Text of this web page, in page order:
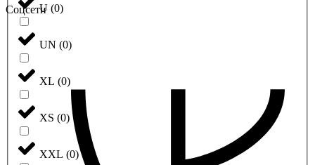
U (0)
UN (0)
XL (0)
XS (0)
XXL (0)
Соцсети